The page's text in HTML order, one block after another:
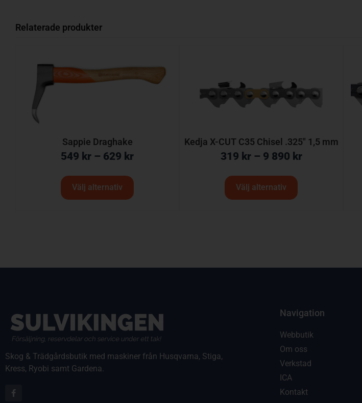
Relaterade produkter
Sappie Draghake
549 kr – 629 kr
Välj alternativ
Kedja X-CUT C35 Chisel .325″ 1,5 mm
319 kr – 9 890 kr
Välj alternativ
Skog & Trädgårdsbutik med maskiner från Husqvarna, Stiga,
Kress, Ryobi samt Gardena.
Navigation
Webbutik
Om oss
Verkstad
ICA
Kontakt